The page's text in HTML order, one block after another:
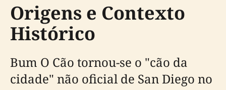
Origens e Contexto
Histórico
Bum O Cão tornou-se o "cão da
cidade" não oficial de San Diego no